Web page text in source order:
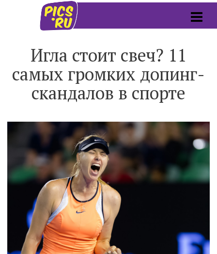
Игла стоит свеч? 11
самых громких допинг-
скандалов в спорте